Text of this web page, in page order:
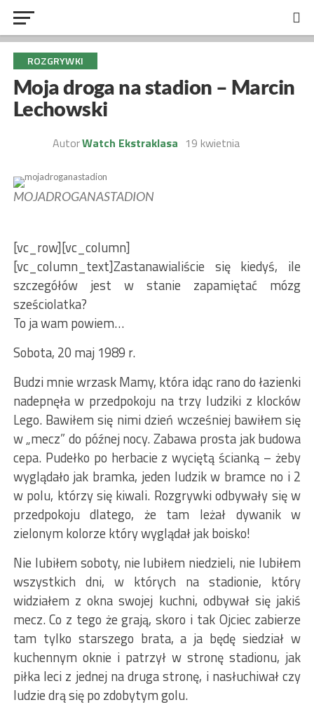
ROZGRYWKI
Moja droga na stadion – Marcin
Lechowski
AutorWatch Ekstraklasa 19 kwietnia
MOJADROGANASTADION
[vc_row][vc_column]
[vc_column_text]Zastanawialiście się kiedyś, ile
szczegółów jest w stanie zapamiętać mózg
sześciolatka?
To ja wam powiem…
Sobota, 20 maj 1989 r.
Budzi mnie wrzask Mamy, która idąc rano do łazienki
nadepnęła w przedpokoju na trzy ludziki z klocków
Lego. Bawiłem się nimi dzień wcześniej bawiłem się
w „mecz” do późnej nocy. Zabawa prosta jak budowa
cepa. Pudełko po herbacie z wyciętą ścianką – żeby
wyglądało jak bramka, jeden ludzik w bramce no i 2
w polu, którzy się kiwali. Rozgrywki odbywały się w
przedpokoju dlatego, że tam leżał dywanik w
zielonym kolorze który wyglądał jak boisko!
Nie lubiłem soboty, nie lubiłem niedzieli, nie lubiłem
wszystkich dni, w których na stadionie, który
widziałem z okna swojej kuchni, odbywał się jakiś
mecz. Co z tego że grają, skoro i tak Ojciec zabierze
tam tylko starszego brata, a ja będę siedział w
kuchennym oknie i patrzył w stronę stadionu, jak
piłka leci z jednej na druga stronę, i nasłuchiwał czy
ludzie drą się po zdobytym golu.